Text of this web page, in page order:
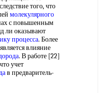
того, что
молекулярного
с повышенным
ли оказывают
процесса. Более
влияние
. В работе [22]
учет
в предваритель-